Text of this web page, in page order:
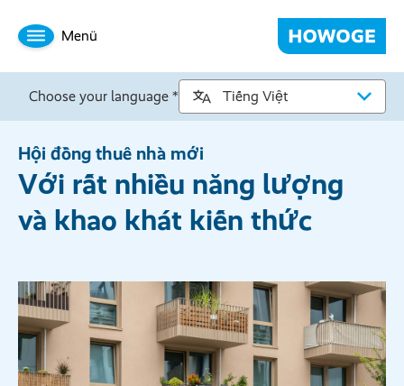
Menü
Choose your language *
Hội đồng thuê nhà mới
Với rất nhiều năng lượng
và khao khát kiến thức